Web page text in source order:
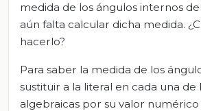
medida de los ángulos internos
aún falta calcular dicha medida.
hacerlo?
Para saber la medida de los
sustituir a la literal en cada una de
algebraicas por su valor numérico